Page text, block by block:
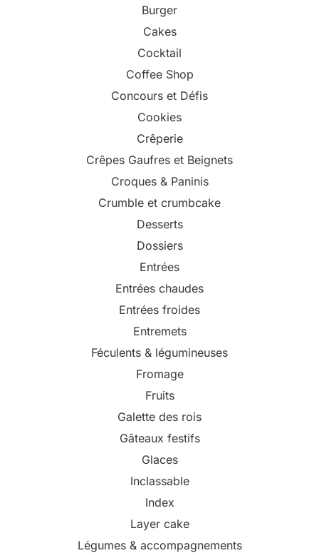
Burger
Cakes
Cocktail
Coffee Shop
Concours et Défis
Cookies
Crêperie
Crêpes Gaufres et Beignets
Croques & Paninis
Crumble et crumbcake
Desserts
Dossiers
Entrées
Entrées chaudes
Entrées froides
Entremets
Féculents & légumineuses
Fromage
Fruits
Galette des rois
Gâteaux festifs
Glaces
Inclassable
Index
Layer cake
Légumes & accompagnements